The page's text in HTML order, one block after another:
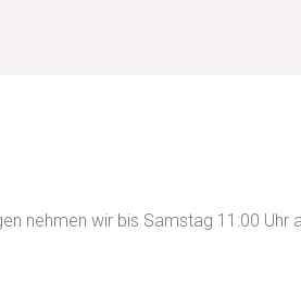
nehmen wir bis Samstag 11:00 Uhr